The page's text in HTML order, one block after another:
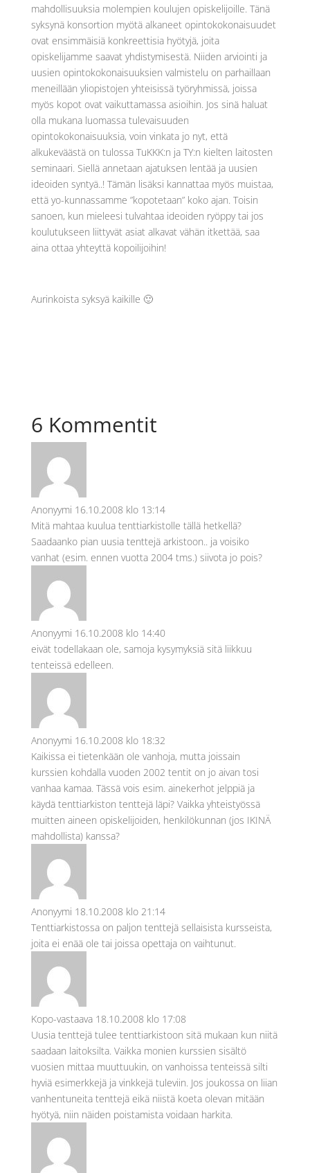
mahdollisuuksia molempien koulujen opiskelijoille. Tänä
syksynä konsortion myötä alkaneet opintokokonaisuudet
ovat ensimmäisiä konkreettisia hyötyjä, joita
opiskelijamme saavat yhdistymisestä. Niiden arviointi ja
uusien opintokokonaisuuksien valmistelu on parhaillaan
meneillään yliopistojen yhteisissä työryhmissä, joissa
myös kopot ovat vaikuttamassa asioihin. Jos sinä haluat
olla mukana luomassa tulevaisuuden
opintokokonaisuuksia, voin vinkata jo nyt, että
alkukeväästä on tulossa TuKKK:n ja TY:n kielten laitosten
seminaari. Siellä annetaan ajatuksen lentää ja uusien
ideoiden syntyä..! Tämän lisäksi kannattaa myös muistaa,
että yo-kunnassamme ”kopotetaan” koko ajan. Toisin
sanoen, kun mieleesi tulvahtaa ideoiden ryöppy tai jos
koulutukseen liittyvät asiat alkavat vähän itkettää, saa
aina ottaa yhteyttä kopoilijoihin!
Aurinkoista syksyä kaikille 🙂
6 Kommentit
Anonyymi 16.10.2008 klo 13:14
Mitä mahtaa kuulua tenttiarkistolle tällä hetkellä?
Saadaanko pian uusia tenttejä arkistoon.. ja voisiko
vanhat (esim. ennen vuotta 2004 tms.) siivota jo pois?
Anonyymi 16.10.2008 klo 14:40
eivät todellakaan ole, samoja kysymyksiä sitä liikkuu
tenteissä edelleen.
Anonyymi 16.10.2008 klo 18:32
Kaikissa ei tietenkään ole vanhoja, mutta joissain
kurssien kohdalla vuoden 2002 tentit on jo aivan tosi
vanhaa kamaa. Tässä vois esim. ainekerhot jelppiä ja
käydä tenttiarkiston tenttejä läpi? Vaikka yhteistyössä
muitten aineen opiskelijoiden, henkilökunnan (jos IKINÄ
mahdollista) kanssa?
Anonyymi 18.10.2008 klo 21:14
Tenttiarkistossa on paljon tenttejä sellaisista kursseista,
joita ei enää ole tai joissa opettaja on vaihtunut.
Kopo-vastaava 18.10.2008 klo 17:08
Uusia tenttejä tulee tenttiarkistoon sitä mukaan kun niitä
saadaan laitoksilta. Vaikka monien kurssien sisältö
vuosien mittaa muuttuukin, on vanhoissa tenteissä silti
hyviä esimerkkejä ja vinkkejä tuleviin. Jos joukossa on liian
vanhentuneita tenttejä eikä niistä koeta olevan mitään
hyötyä, niin näiden poistamista voidaan harkita.